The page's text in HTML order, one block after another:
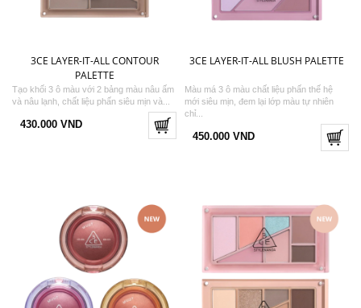
3CE LAYER-IT-ALL CONTOUR
PALETTE
Tạo khối 3 ô màu với 2 bảng màu nâu ấm
và nâu lạnh, chất liệu phấn siêu mịn và...
430.000 VND
3CE LAYER-IT-ALL BLUSH PALETTE
Màu má 3 ô màu chất liệu phấn thế hệ
mới siêu mịn, đem lại lớp màu tự nhiên
chỉ...
450.000 VND